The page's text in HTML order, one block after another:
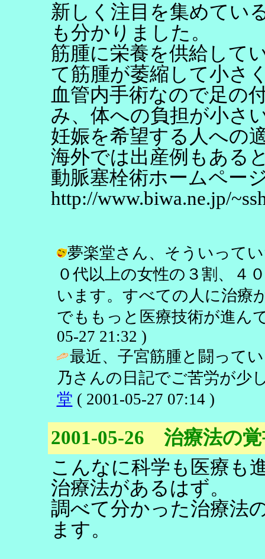
新しく注目を集めてい
も分かりました。
筋腫に栄養を供給して
て筋腫が萎縮して小さ
血管内手術なので足の
み、体への負担が小さ
妊娠を希望する人への
海外では出産例もある
動脈塞栓術ホームペー
http://www.biwa.ne.jp/
夢楽堂さん、そういって
０代以上の女性の３割、４
います。すべての人に治療
でももっと医療技術が進ん
05-27 21:32 )
最近、子宮筋腫と闘って
乃さんの日記でご苦労が少
堂 ( 2001-05-27 07:14 )
2001-05-26 治療法の
こんなに科学も医療も
治療法があるはず。
調べて分かった治療法
ます。